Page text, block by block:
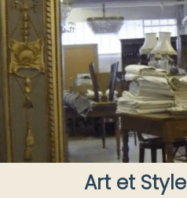
Art et Style